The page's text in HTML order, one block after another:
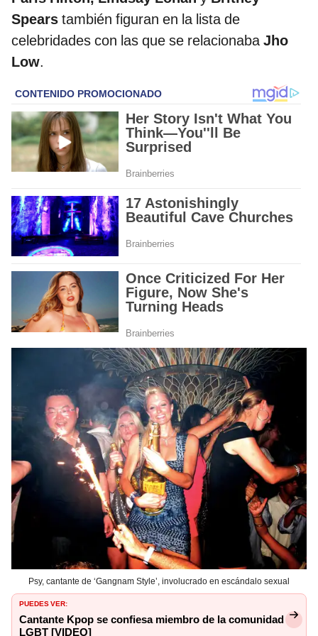
Spears también figuran en la lista de
celebridades con las que se relacionabaJho
Low.
Psy, cantante de ‘Gangnam Style’, involucrado en escándalo sexual
PUEDES VER:
Cantante Kpop se confiesa miembro de la comunidad
LGBT [VIDEO]